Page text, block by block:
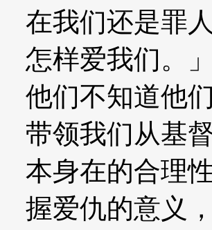
在我们还是罪
怎样爱我们。
他们不知道他
带领我们从基
本身在的合理
握爱仇的意义